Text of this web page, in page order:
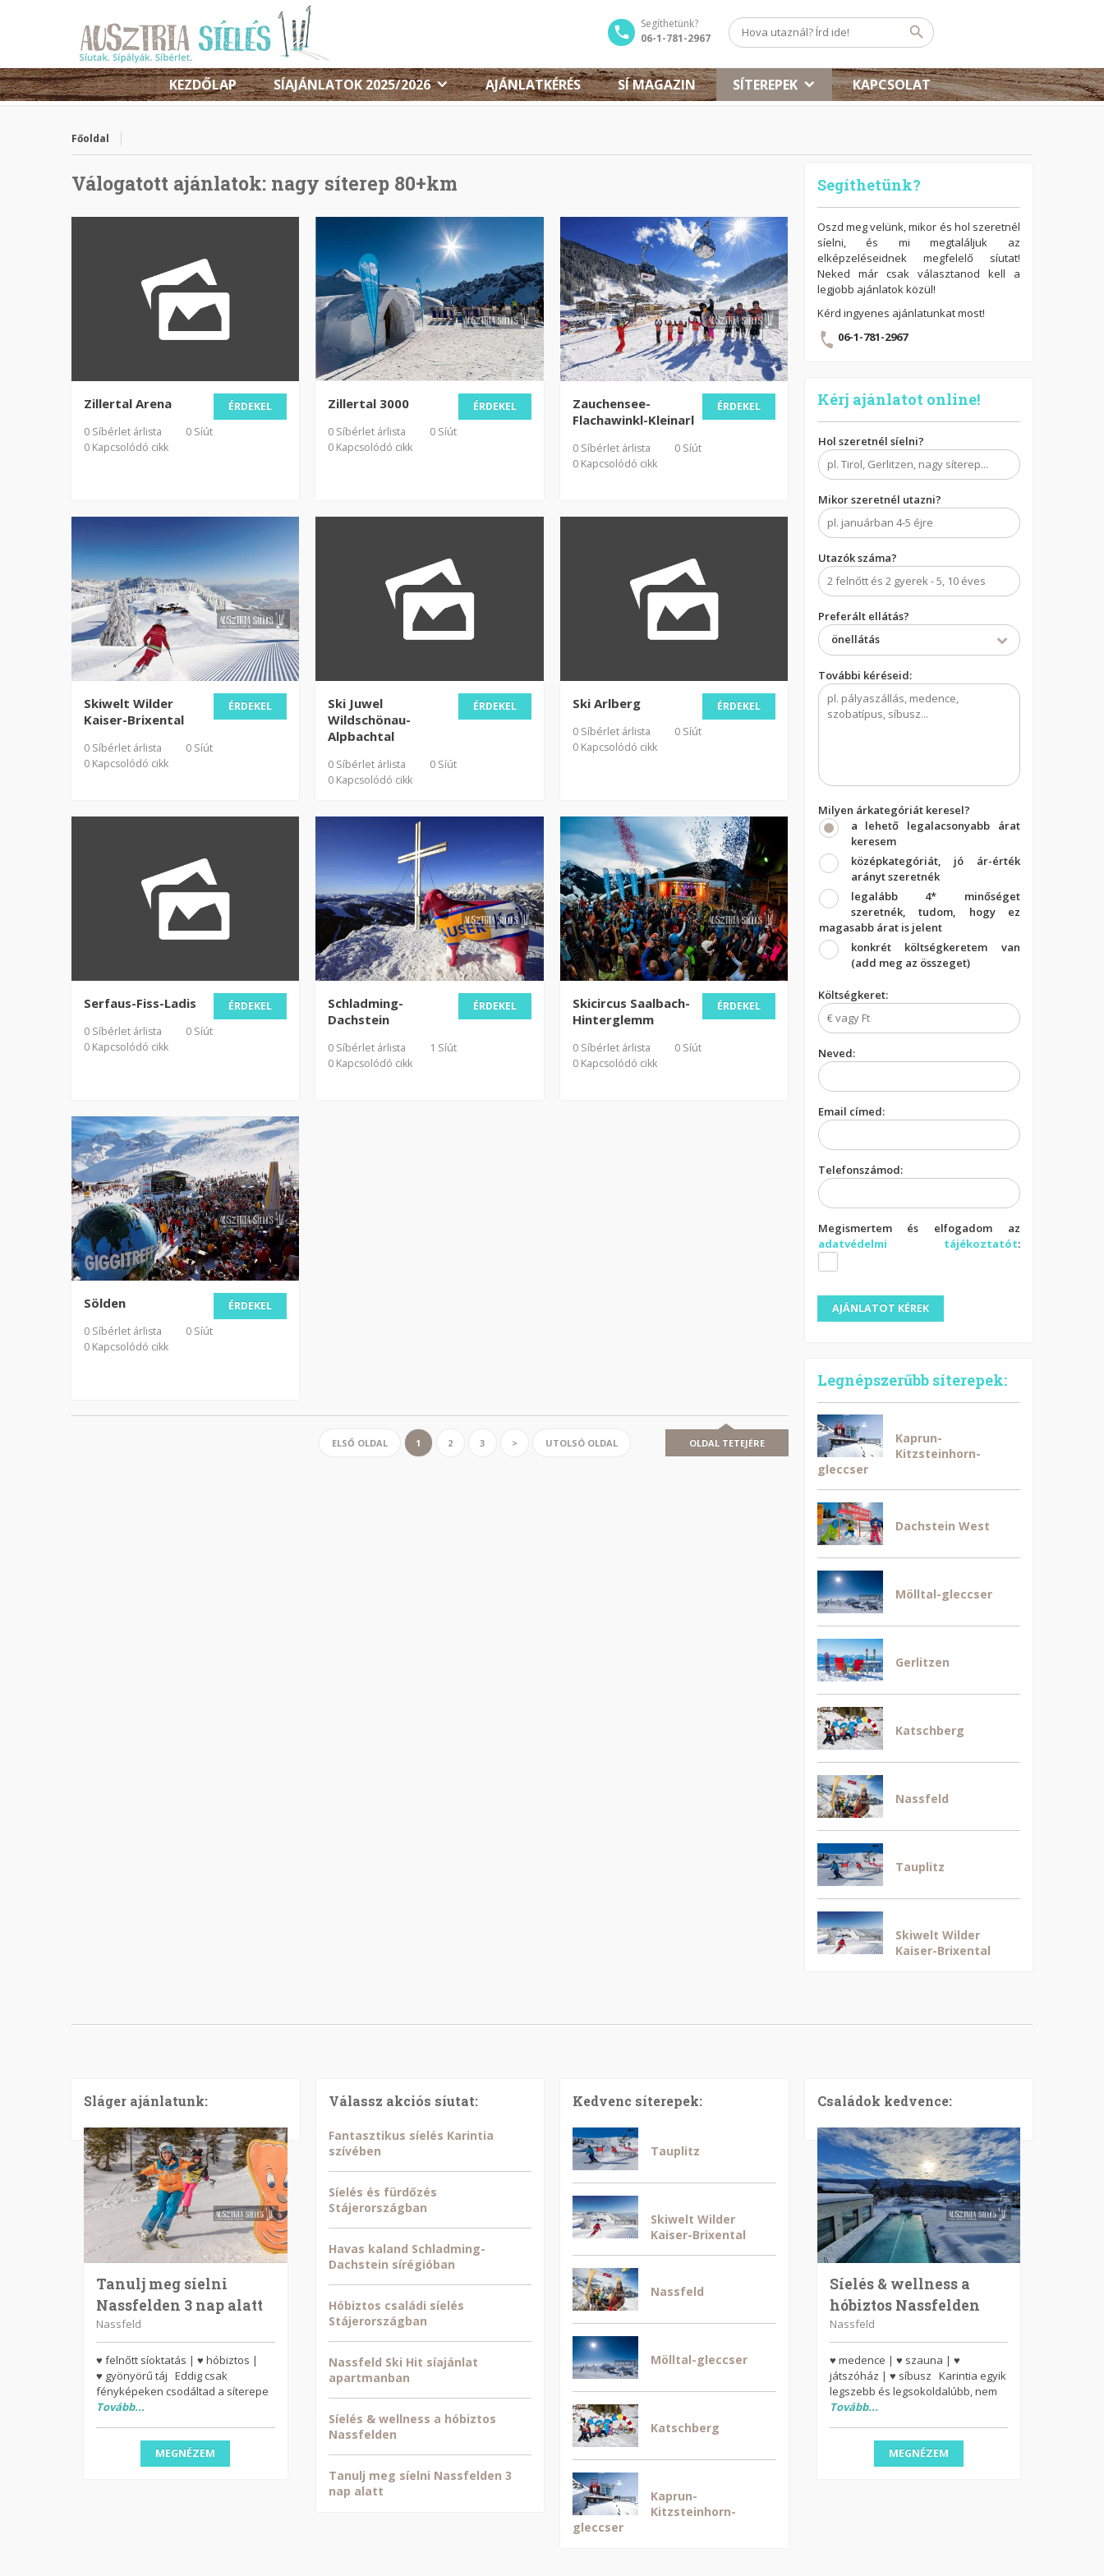
Segíthetünk?
06-1-781-2967
KEZDŐLAP SÍAJÁNLATOK 2025/2026 AJÁNLATKÉRÉS SÍ MAGAZIN SÍTEREPEK KAPCSOLAT
Főoldal
Válogatott ajánlatok: nagy síterep 80+km
ÉRDEKEL
Zillertal Arena
0 Síbérlet árlista
0 Síút
0 Kapcsolódó cikk
ÉRDEKEL
Zillertal 3000
0 Síbérlet árlista
0 Síút
0 Kapcsolódó cikk
ÉRDEKEL
Zauchensee-
Flachawinkl-Kleinarl
0 Síbérlet árlista
0 Síút
0 Kapcsolódó cikk
ÉRDEKEL
Skiwelt Wilder
Kaiser-Brixental
0 Síbérlet árlista
0 Síút
0 Kapcsolódó cikk
ÉRDEKEL
Ski Juwel
Wildschönau-
Alpbachtal
0 Síbérlet árlista
0 Síút
0 Kapcsolódó cikk
ÉRDEKEL
Ski Arlberg
0 Síbérlet árlista
0 Síút
0 Kapcsolódó cikk
ÉRDEKEL
Serfaus-Fiss-Ladis
0 Síbérlet árlista
0 Síút
0 Kapcsolódó cikk
ÉRDEKEL
Schladming-
Dachstein
0 Síbérlet árlista
1 Síút
0 Kapcsolódó cikk
ÉRDEKEL
Skicircus Saalbach-
Hinterglemm
0 Síbérlet árlista
0 Síút
0 Kapcsolódó cikk
ÉRDEKEL
Sölden
0 Síbérlet árlista
0 Síút
0 Kapcsolódó cikk
OLDAL TETEJÉRE
ELSŐ OLDAL 1 2 3 > UTOLSÓ OLDAL
Segíthetünk?
Oszd meg velünk, mikor és hol szeretnél
síelni, és mi megtaláljuk az
elképzeléseidnek megfelelő síutat!
Neked már csak választanod kell a
legjobb ajánlatok közül!
Kérd ingyenes ajánlatunkat most!
06-1-781-2967
Kérj ajánlatot online!
Hol szeretnél síelni?
Mikor szeretnél utazni?
Utazók száma?
Preferált ellátás?
önellátás
További kéréseid:
Milyen árkategóriát keresel?
a lehető legalacsonyabb árat
keresem
középkategóriát, jó ár-érték
arányt szeretnék
legalább 4* minőséget
szeretnék, tudom, hogy ez
magasabb árat is jelent
konkrét költségkeretem van
(add meg az összeget)
Költségkeret:
Neved:
Email címed:
Telefonszámod:
Megismertem és elfogadom az
adatvédelmi tájékoztatót:
Legnépszerűbb síterepek:
Kaprun-
Kitzsteinhorn-
gleccser
Dachstein West
Mölltal-gleccser
Gerlitzen
Katschberg
Nassfeld
Tauplitz
Skiwelt Wilder
Kaiser-Brixental
Sláger ajánlatunk:
Tanulj meg síelni
Nassfelden 3 nap alatt
Nassfeld
♥ felnőtt síoktatás | ♥ hóbiztos |
♥ gyönyörű táj Eddig csak
fényképeken csodáltad a síterepe
Tovább...
MEGNÉZEM
Válassz akciós síutat:
Fantasztikus síelés Karintia
szívében
Síelés és fürdőzés
Stájerországban
Havas kaland Schladming-
Dachstein sírégióban
Hóbiztos családi síelés
Stájerországban
Nassfeld Ski Hit síajánlat
apartmanban
Síelés & wellness a hóbiztos
Nassfelden
Tanulj meg síelni Nassfelden 3
nap alatt
Kedvenc síterepek:
Tauplitz
Skiwelt Wilder
Kaiser-Brixental
Nassfeld
Mölltal-gleccser
Katschberg
Kaprun-
Kitzsteinhorn-
gleccser
Családok kedvence:
Síelés & wellness a
hóbiztos Nassfelden
Nassfeld
♥ medence | ♥ szauna | ♥
játszóház | ♥ síbusz Karintia egyik
legszebb és legsokoldalúbb, nem
Tovább...
MEGNÉZEM